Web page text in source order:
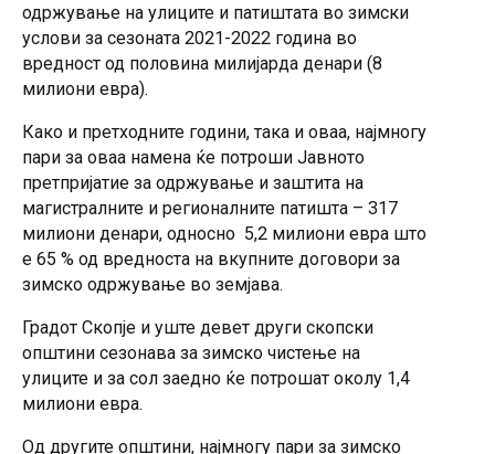
одржување на улиците и патиштата во зимски
услови за сезоната 2021-2022 година во
вредност од половина милијарда денари (8
милиони евра).
Како и претходните години, така и оваа, најмногу
пари за оваа намена ќе потроши Јавното
претпријатие за одржување и заштита на
магистралните и регионалните патишта – 317
милиони денари, односно 5,2 милиони евра што
е 65 % од вредноста на вкупните договори за
зимско одржување во земјава.
Градот Скопје и уште девет други скопски
општини сезонава за зимско чистење на
улиците и за сол заедно ќе потрошат околу 1,4
милиони евра.
Од другите општини, најмногу пари за зимско